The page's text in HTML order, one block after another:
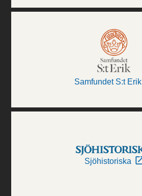
Samfundet S:t Erik
Sjöhistoriska